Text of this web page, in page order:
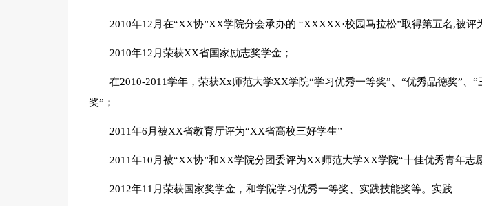
2010年12月在“XX协”XX学院分会承办的 “XXXXX·校园马拉松”取得第五名,被评
2010年12月荣获XX省国家励志奖学金；
在2010-2011学年，荣获Xx师范大学XX学院“学习优秀一等奖”、“优秀品德奖”、“
奖”；
2011年6月被XX省教育厅评为“XX省高校三好学生”
2011年10月被“XX协”和XX学院分团委评为XX师范大学XX学院“十佳优秀青年志
2012年11月荣获国家奖学金，和学院学习优秀一等奖、实践技能奖等。实践